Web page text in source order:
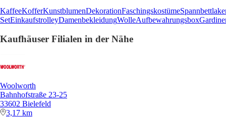
KaffeeKofferKunstblumenDekorationFaschingskostüme
SetEinkaufstrolleyDamenbekleidungWolleAufbewahrungsbox
Kaufhäuser Filialen in der Nähe
Woolworth
Bahnhofstraße 23-25
33602 Bielefeld
3,17 km